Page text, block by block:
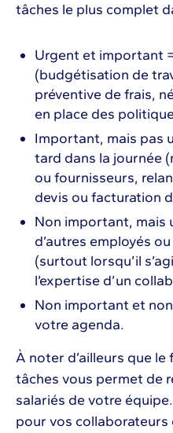
tâches le plus complet
Urgent et important
(budgétisation de
préventive de frais,
en place des
Important, mais pas
tard dans la journée
ou fournisseurs,
devis ou facturation
Non important, mais
d’autres employés
(surtout lorsqu’il
l’expertise d’un
Non important et
votre agenda.
À noter d’ailleurs que
tâches vous permet de
salariés de votre
pour vos collaborateurs